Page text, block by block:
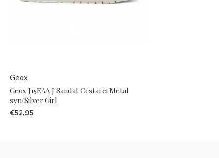
Geox
Geox J15EAA J Sandal Costarei Metal
syn/Silver Girl
€52,95